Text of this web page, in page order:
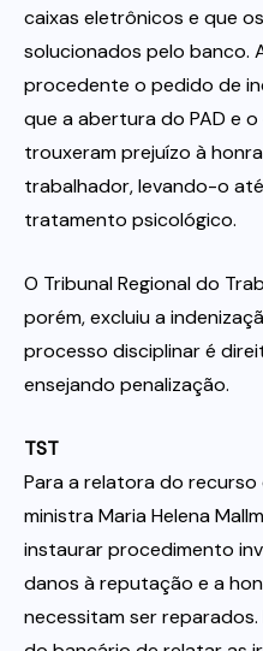
caixas eletrônicos e que
solucionados pelo banco.
procedente o pedido de
que a abertura do PAD e
trouxeram prejuízo à
trabalhador, levando-o
tratamento psicológico.
O Tribunal Regional do
porém, excluiu a
processo disciplinar é
ensejando penalização.
TST
Para a relatora do recurso
ministra Maria Helena
instaurar procedimento
danos à reputação e a
necessitam ser